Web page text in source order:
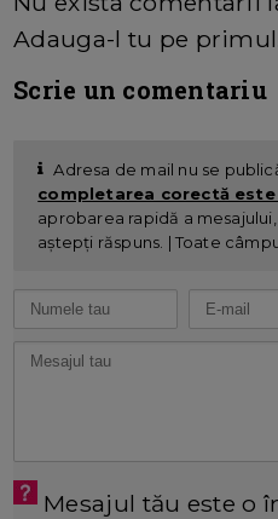
Adauga-l tu pe
Scrie un comentariu
Adresa de mail nu se
completarea corectă este
aprobarea rapidă a
aștepți răspuns. | Toate
Mesajul tău este o